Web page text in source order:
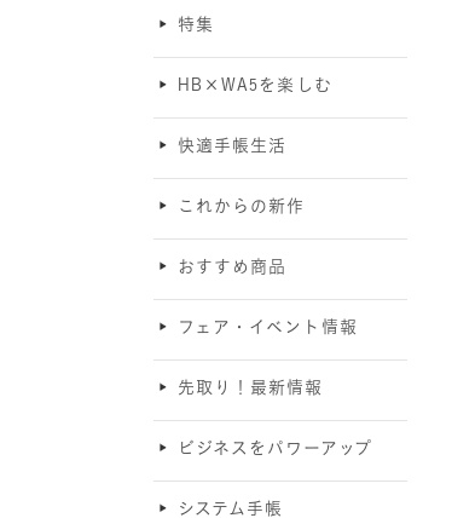
特集
HB×WA5を楽しむ
快適手帳生活
これからの新作
おすすめ商品
フェア・イベント情報
先取り！最新情報
ビジネスをパワーアップ
システム手帳